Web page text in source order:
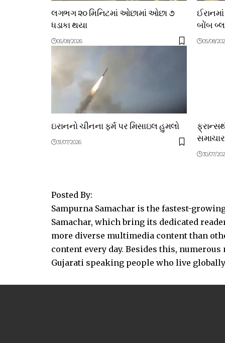
લગભગ ૨૦ મિનિટમાં ઓછામાં ઓછા ૭
ધડાકા થયા
06/08/2026
બોંબ
05/08/
ઇરાનનો ચીનના ફર્મ પર મિસાઇલ હુમલો
31/07/2026
સમાચાર
30/07/
Posted By:
Sampurna Samachar is the fastest-
Samachar, which bring its dedicated
more diverse multimedia content than
content every day. Besides this,
Gujarati speaking people who live